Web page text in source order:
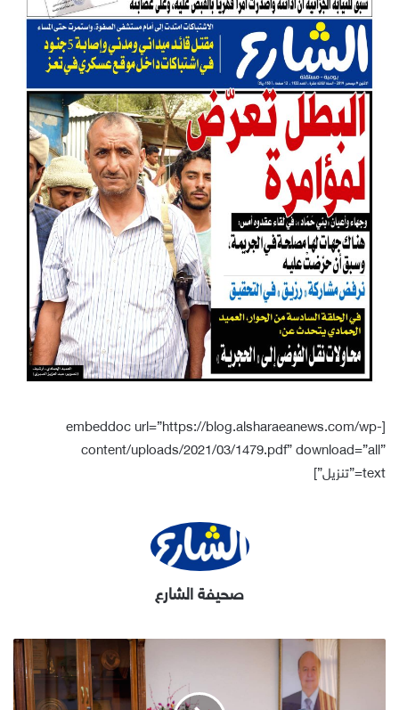
[embeddoc url=”https://blog.alsharaeanews.com/wp-
content/uploads/2021/03/1479.pdf” download=”all”
text=”تنزيل”]
صحيفة الشارع
محافظ